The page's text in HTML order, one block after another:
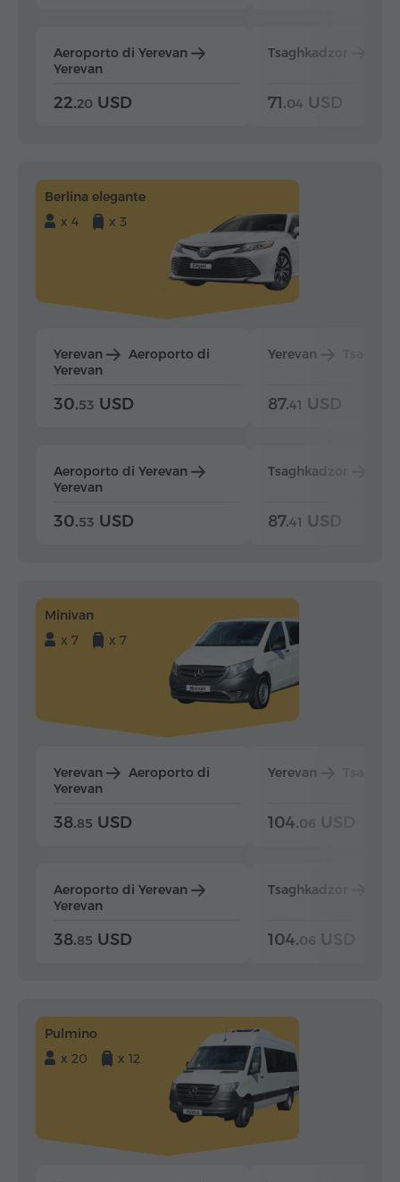
Aeroporto di Yerevan
Yerevan
22.20 USD
Tsaghkadzor
71.04 USD
Berlina elegante
x 4
x 3
Yerevan
Aeroporto di
Yerevan
30.53 USD
Aeroporto di Yerevan
Yerevan
30.53 USD
Yerevan
87.41 USD
Tsaghkadzor
87.41 USD
Minivan
x 7
x 7
Yerevan
Aeroporto di
Yerevan
38.85 USD
Aeroporto di Yerevan
Yerevan
38.85 USD
Yerevan
104.06 USD
Tsaghkadzor
104.06 USD
Pulmino
x 20
x 12